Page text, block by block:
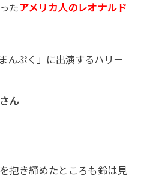
たアメリカ人のレオナルド
ん
抱き締めたところも鈴は見